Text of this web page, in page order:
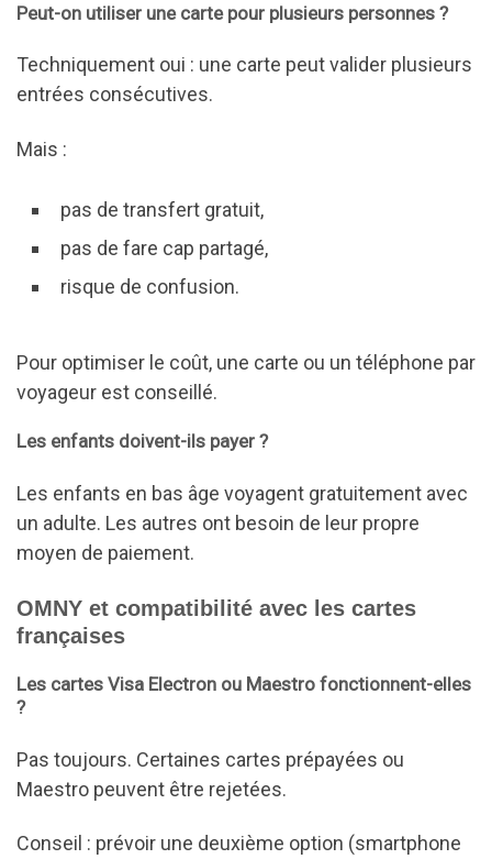
Peut-on utiliser une carte pour plusieurs personnes ?
Techniquement oui : une carte peut valider plusieurs
entrées consécutives.
Mais :
pas de transfert gratuit,
pas de fare cap partagé,
risque de confusion.
Pour optimiser le coût, une carte ou un téléphone par
voyageur est conseillé.
Les enfants doivent-ils payer ?
Les enfants en bas âge voyagent gratuitement avec
un adulte. Les autres ont besoin de leur propre
moyen de paiement.
OMNY et compatibilité avec les cartes
françaises
Les cartes Visa Electron ou Maestro fonctionnent-elles
?
Pas toujours. Certaines cartes prépayées ou
Maestro peuvent être rejetées.
Conseil : prévoir une deuxième option (smartphone